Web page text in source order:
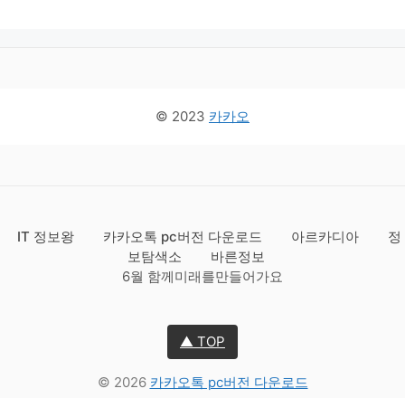
© 2023 카카오
IT 정보왕 카카오톡 pc버전 다운로드 아르카디아
정
보탐색소
바른정보
6월 함께미래를만들어가요
▲ TOP
© 2026 카카오톡 pc버전 다운로드